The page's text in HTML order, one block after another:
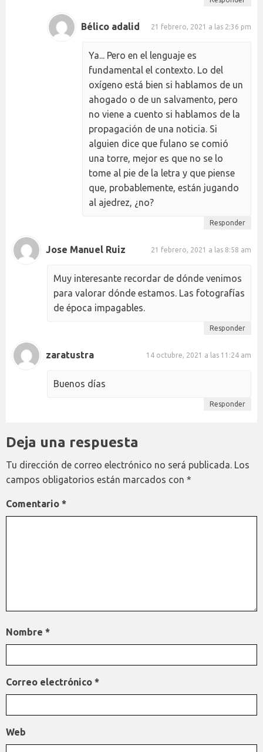
Bélico adalid 21 febrero, 2021 a las 2:36 pm
Ya... Pero en el lenguaje es
fundamental el contexto. Lo del
oxígeno está bien si hablamos de un
ahogado o de un salvamento, pero
no viene a cuento si hablamos de la
propagación de una noticia. Si
alguien dice que fulano se comió
una torre, mejor es que no se lo
tome al pie de la letra y que piense
que, probablemente, están jugando
al ajedrez, ¿no?
Responder
Jose Manuel Ruiz 21 febrero, 2021 a las 8:58 am
Muy interesante recordar de dónde venimos
para valorar dónde estamos. Las fotografías
de época impagables.
Responder
zaratustra 14 octubre, 2021 a las 11:24 am
Buenos días
Responder
Deja una respuesta
Tu dirección de correo electrónico no será publicada. Los
campos obligatorios están marcados con *
Comentario *
Nombre *
Correo electrónico *
Web